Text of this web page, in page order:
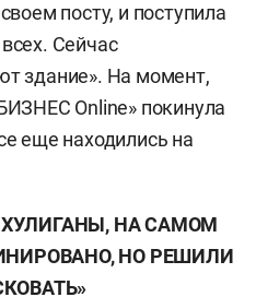
посту, и поступила
Сейчас
здание». На момент,
Online» покинула
еще находились на
ХУЛИГАНЫ, НА САМОМ
НО РЕШИЛИ